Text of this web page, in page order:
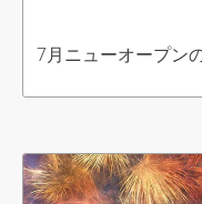
7月ニューオープン